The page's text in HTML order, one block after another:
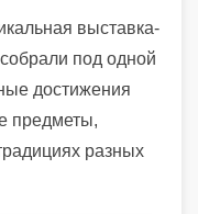
выставка-
под одной
достижения
предметы,
разных